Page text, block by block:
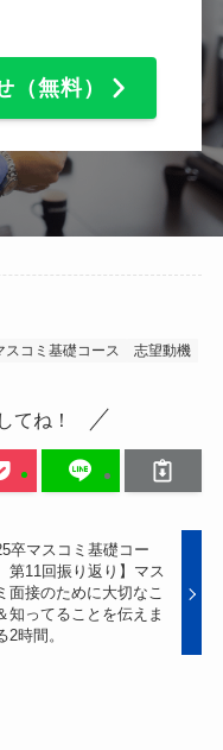
（無料）
スコミ基礎コース 志望動機
てね！
卒マスコミ基礎コー
11回振り返り】マス
面接のために大切なこ
知ってることを伝えま
2時間。